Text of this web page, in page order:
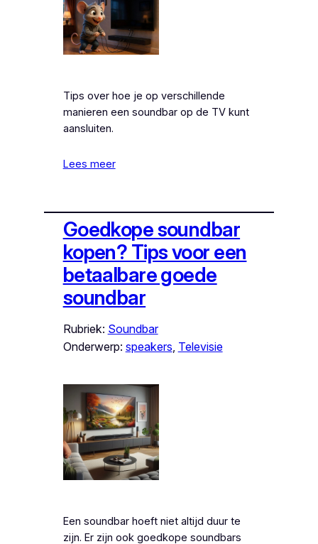
Tips over hoe je op verschillende
manieren een soundbar op de TV kunt
aansluiten.
Lees meer
Goedkope soundbar
kopen? Tips voor een
betaalbare goede
soundbar
Rubriek: Soundbar
Onderwerp: speakers, Televisie
Een soundbar hoeft niet altijd duur te
zijn. Er zijn ook goedkope soundbars